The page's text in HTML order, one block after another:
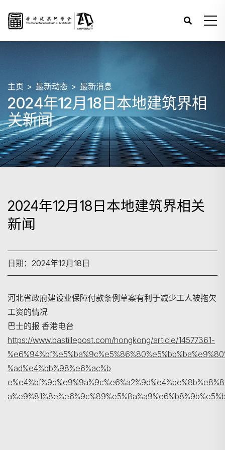
主页 最新动态 最新消息
2024年12月18日本地建筑界相
关新闻
2024年12月18日本地建筑界相关
新闻
日期：2024年12月18日
河北省政府建设业保障付款条例草案有利于减少工人被拖欠
工资的情况
巴士的报 香港电台
https://www.bastillepost.com/hongkong/article/14577361-
%ad%e4%bb%98%e6%ac%b